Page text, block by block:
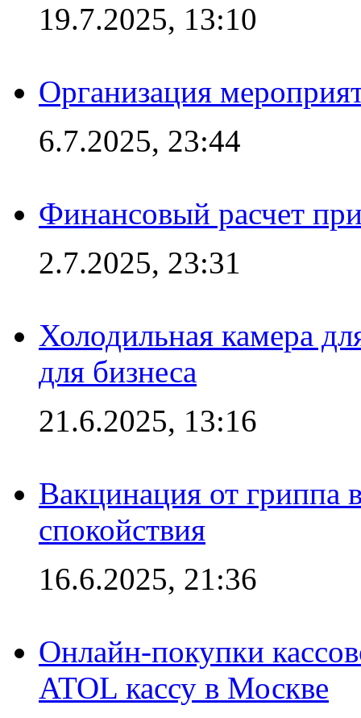
19.7.2025, 13:10
Организация
6.7.2025, 23:44
Финансовый расчет
2.7.2025, 23:31
Холодильная камера
для бизнеса
21.6.2025, 13:16
Вакцинация от гриппа
спокойствия
16.6.2025, 21:36
Онлайн-покупки
ATOL кассу в Москве